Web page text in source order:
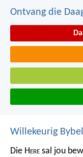
Ontvang die
Willekeurig
Die Here sal jou